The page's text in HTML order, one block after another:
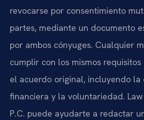
revocarse por consentimiento
partes, mediante un documento
por ambos cónyuges. Cualquier
cumplir con los mismos
el acuerdo original, incluyendo la
financiera y la voluntariedad. Law
P.C. puede ayudarte a redactar